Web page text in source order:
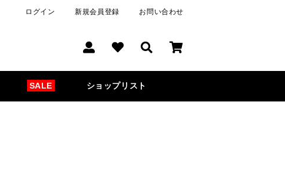
ログイン 新規会員登録 お問い合わせ
SALE ショップリスト